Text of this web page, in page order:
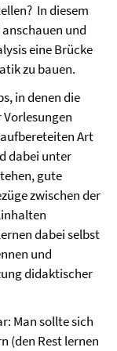
In diesem
und
eine Brücke
zu bauen.
in denen die
Art
dabei unter
gute
zwischen der
dabei selbst
und
didaktischer
Man sollte sich
(den Rest lernen